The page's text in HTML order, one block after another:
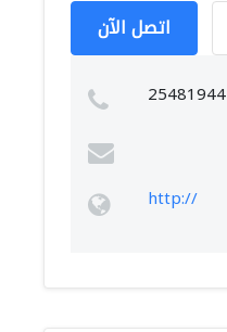
اتصل الآن
25481944
http://